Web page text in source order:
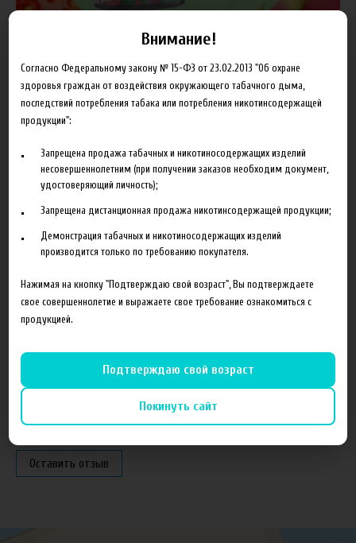
КОНЦЕНТРАЦИЯ
500.00 руб
В корзину
Добавить в сравнение
Отзывы
Оставить отзыв
Внимание!
Согласно Федеральному закону № 15-ФЗ от 23.02.2013 "Об охране
здоровья граждан от воздействия окружающего табачного дыма,
последствий потребления табака или потребления никотинсодержащей
продукции":
Запрещена продажа табачных и никотиносодержащих изделий
несовершеннолетним (при получении заказов необходим документ,
удостоверяющий личность);
Запрещена дистанционная продажа никотинсодержащей продукции;
Демонстрация табачных и никотиносодержащих изделий
производится только по требованию покупателя.
Нажимая на кнопку "Подтверждаю свой возраст", Вы подтверждаете
свое совершеннолетие и выражаете свое требование ознакомиться с
продукцией.
Подтверждаю свой возраст
Покинуть сайт